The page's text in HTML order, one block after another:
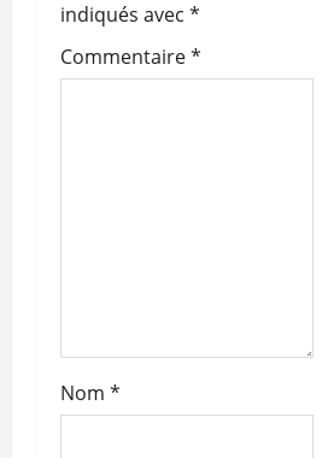
o
t
i
indiqués avec *
Commentaire*
Nom *